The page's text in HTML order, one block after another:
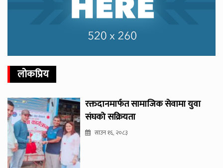
लोकप्रिय
रक्तदानमार्फत सामाजिक सेवामा युवा
संघको सक्रियता
साउन १६, २०८३